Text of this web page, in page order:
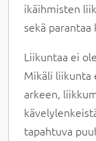
ikäihmisten
sekä
Liikuntaa ei
Mikäli liikunta
arkeen,
tapahtuva